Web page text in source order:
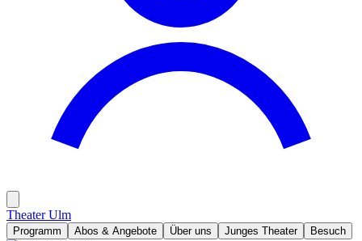
Theater Ulm
Programm Abos & Angebote Über uns Junges Theater Besuch